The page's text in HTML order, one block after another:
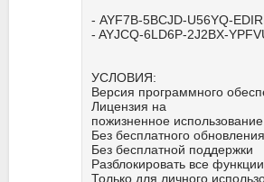
- AYF7B-5BCJD-U56YQ-
- AYJCQ-6LD6P-2J2BX-
УСЛОВИЯ:
Версия программного
Лицензия на
пожизненное использование
Без бесплатного обновления
Без бесплатной поддержки
Разблокировать все функции
Только для личного